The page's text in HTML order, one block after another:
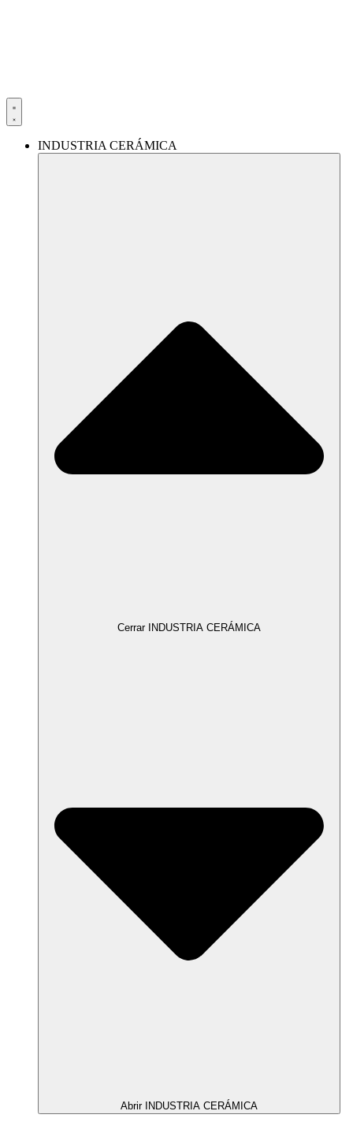
INDUSTRIA CERÁMICA
Cerrar INDUSTRIA CERÁMICA
Abrir INDUSTRIA CERÁMICA